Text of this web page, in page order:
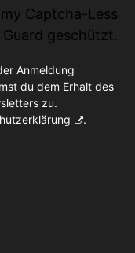
Captcha-Less
geschützt.
Anmeldung
du dem Erhalt des
zu.
.